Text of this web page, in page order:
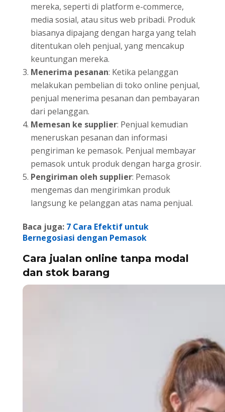
mereka, seperti di platform e-commerce,
media sosial, atau situs web pribadi. Produk
biasanya dipajang dengan harga yang telah
ditentukan oleh penjual, yang mencakup
keuntungan mereka.
Menerima pesanan: Ketika pelanggan
melakukan pembelian di toko online penjual,
penjual menerima pesanan dan pembayaran
dari pelanggan.
Memesan ke supplier: Penjual kemudian
meneruskan pesanan dan informasi
pengiriman ke pemasok. Penjual membayar
pemasok untuk produk dengan harga grosir.
Pengiriman oleh supplier: Pemasok
mengemas dan mengirimkan produk
langsung ke pelanggan atas nama penjual.
Baca juga: 7 Cara Efektif untuk
Bernegosiasi dengan Pemasok
Cara jualan online tanpa modal
dan stok barang